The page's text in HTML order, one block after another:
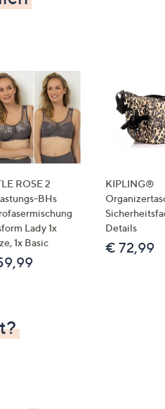
ROSE 2
BHs
Lady 1x
1x Basic
KIPLING®
Details
€ 72,99